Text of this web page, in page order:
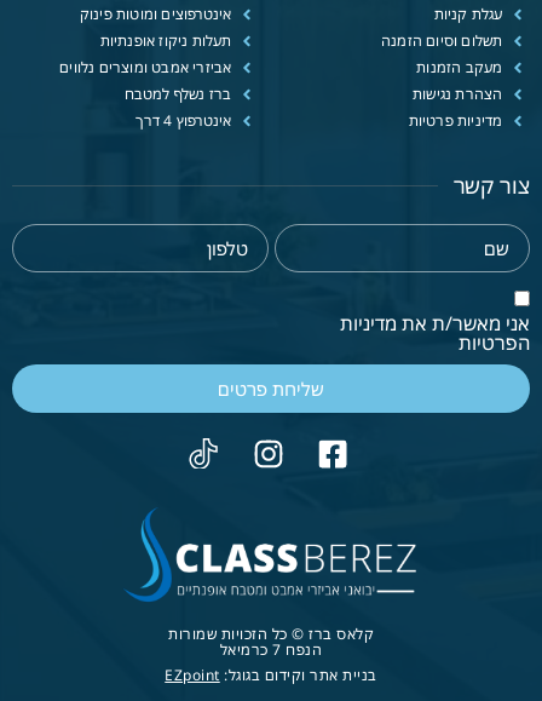
עגלת קניות
תשלום וסיום הזמנה
מעקב הזמנות
הצהרת נגישות
מדיניות פרטיות
אינטרפוצים ומוטות פינוק
תעלות ניקוז אופנתיות
אביזרי אמבט ומוצרים נלווים
ברז נשלף למטבח
אינטרפוץ 4 דרך
צור קשר
אני מאשר/ת את מדיניות
הפרטיות
שליחת פרטים
קלאס ברז © כל הזכויות שמורות
הנפח 7 כרמיאל
בניית אתר וקידום בגוגל: EZpoint